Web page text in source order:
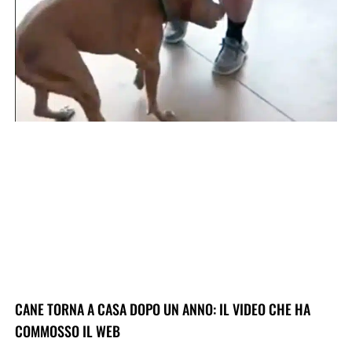
CANE TORNA A CASA DOPO UN ANNO: IL VIDEO CHE HA
COMMOSSO IL WEB